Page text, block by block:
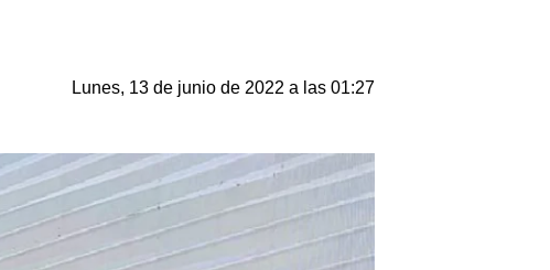
Lunes, 13 de junio de 2022 a las 01:27